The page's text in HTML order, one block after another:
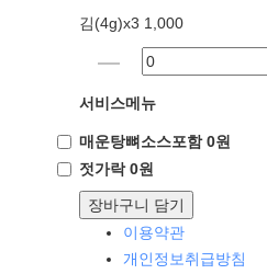
김(4g)x3 1,000
서비스메뉴
매운탕뼈소스포함 0원
젓가락 0원
장바구니 담기
이용약관
개인정보취급방침